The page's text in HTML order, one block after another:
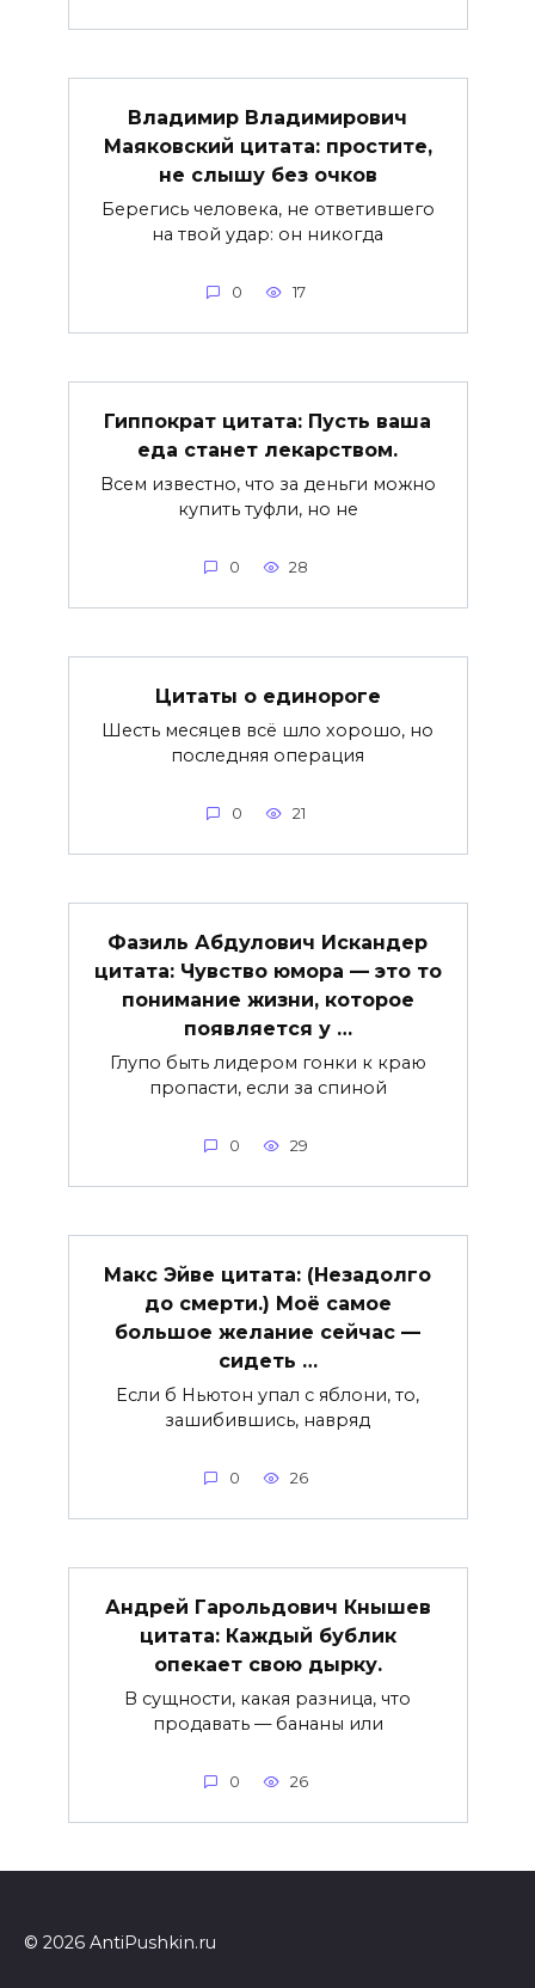
Владимир Владимирович
Маяковский цитата: простите,
не слышу без очков
Берегись человека, не ответившего
на твой удар: он никогда
0 17
Гиппократ цитата: Пусть ваша
еда станет лекарством.
Всем известно, что за деньги можно
купить туфли, но не
0 28
Цитаты о единороге
Шесть месяцев всё шло хорошо, но
последняя операция
0 21
Фазиль Абдулович Искандер
цитата: Чувство юмора — это то
понимание жизни, которое
появляется у …
Глупо быть лидером гонки к краю
пропасти, если за спиной
0 29
Макс Эйве цитата: (Незадолго
до смерти.) Моё самое
большое желание сейчас —
сидеть …
Если б Ньютон упал с яблони, то,
зашибившись, навряд
0 26
Андрей Гарольдович Кнышев
цитата: Каждый бублик
опекает свою дырку.
В сущности, какая разница, что
продавать — бананы или
0 26
© 2026 AntiPushkin.ru